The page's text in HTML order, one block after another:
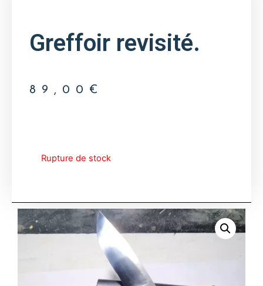
Greffoir revisité.
89,00 €
Rupture de stock